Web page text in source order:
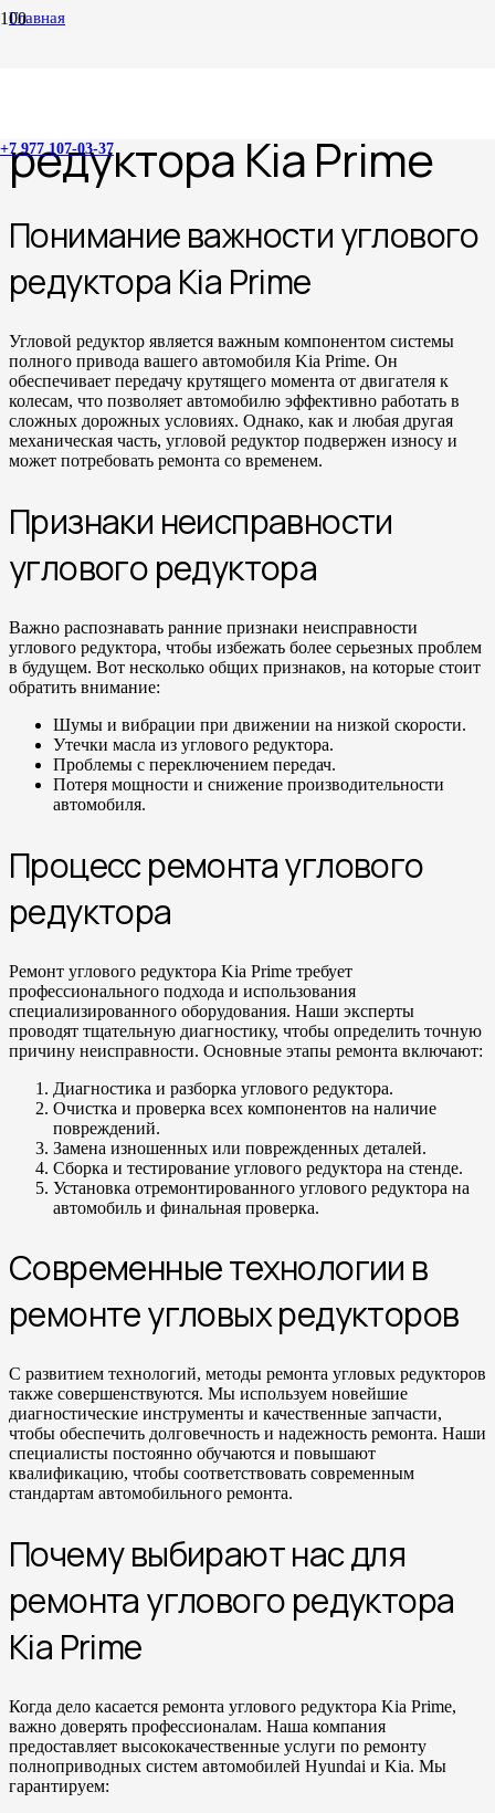
+7 977 107-03-37
Главная
редуктора Kia Prime
Понимание важности углового
редуктора Kia Prime
Угловой редуктор является важным компонентом системы
полного привода вашего автомобиля Kia Prime. Он
обеспечивает передачу крутящего момента от двигателя к
колесам, что позволяет автомобилю эффективно работать в
сложных дорожных условиях. Однако, как и любая другая
механическая часть, угловой редуктор подвержен износу и
может потребовать ремонта со временем.
Признаки неисправности
углового редуктора
Важно распознавать ранние признаки неисправности
углового редуктора, чтобы избежать более серьезных проблем
в будущем. Вот несколько общих признаков, на которые стоит
обратить внимание:
Шумы и вибрации при движении на низкой скорости.
Утечки масла из углового редуктора.
Проблемы с переключением передач.
Потеря мощности и снижение производительности
автомобиля.
Процесс ремонта углового
редуктора
Ремонт углового редуктора Kia Prime требует
профессионального подхода и использования
специализированного оборудования. Наши эксперты
проводят тщательную диагностику, чтобы определить точную
причину неисправности. Основные этапы ремонта включают:
Диагностика и разборка углового редуктора.
Очистка и проверка всех компонентов на наличие
повреждений.
Замена изношенных или поврежденных деталей.
Сборка и тестирование углового редуктора на стенде.
Установка отремонтированного углового редуктора на
автомобиль и финальная проверка.
Современные технологии в
ремонте угловых редукторов
С развитием технологий, методы ремонта угловых редукторов
также совершенствуются. Мы используем новейшие
диагностические инструменты и качественные запчасти,
чтобы обеспечить долговечность и надежность ремонта. Наши
специалисты постоянно обучаются и повышают
квалификацию, чтобы соответствовать современным
стандартам автомобильного ремонта.
Почему выбирают нас для
ремонта углового редуктора
Kia Prime
Когда дело касается ремонта углового редуктора Kia Prime,
важно доверять профессионалам. Наша компания
предоставляет высококачественные услуги по ремонту
полноприводных систем автомобилей Hyundai и Kia. Мы
гарантируем: